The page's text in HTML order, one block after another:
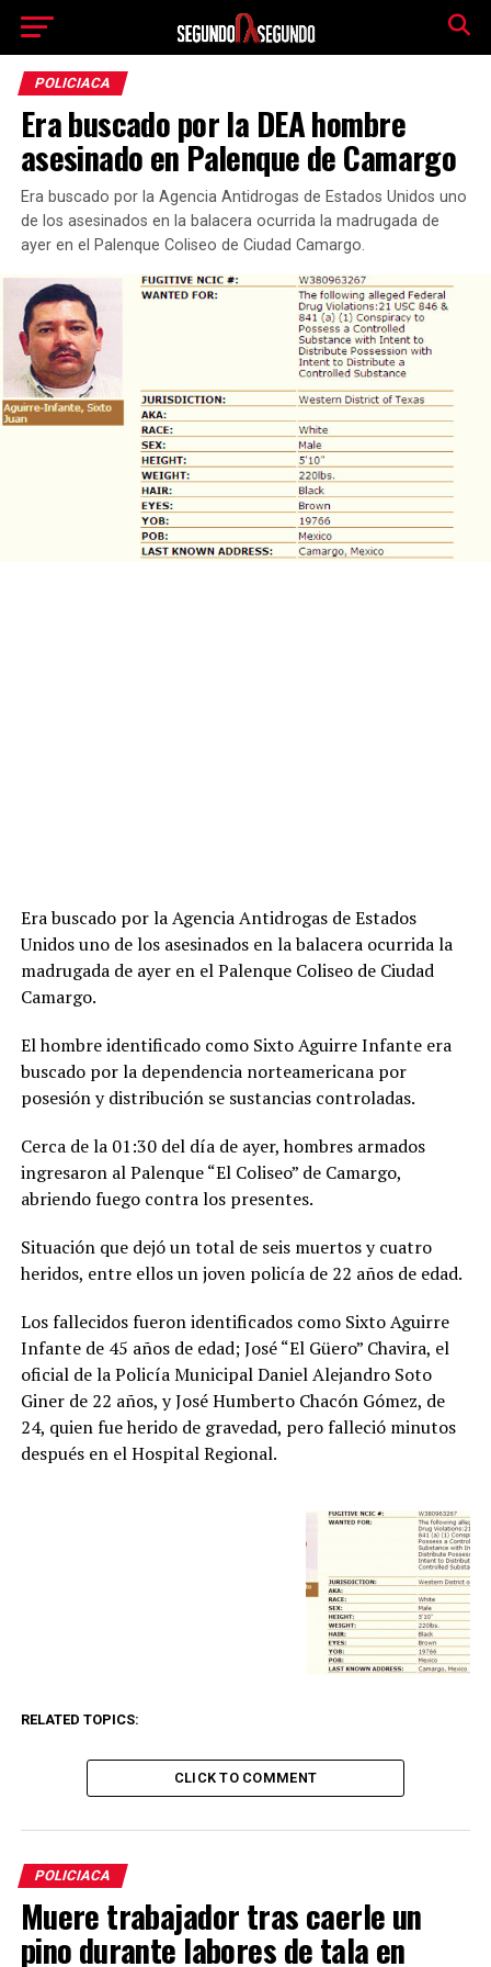
POLICIACA
Era buscado por la DEA hombre
asesinado en Palenque de Camargo
Era buscado por la Agencia Antidrogas de Estados Unidos uno
de los asesinados en la balacera ocurrida la madrugada de
ayer en el Palenque Coliseo de Ciudad Camargo.
Era buscado por la Agencia Antidrogas de Estados
Unidos uno de los asesinados en la balacera ocurrida la
madrugada de ayer en el Palenque Coliseo de Ciudad
Camargo.
El hombre identificado como Sixto Aguirre Infante era
buscado por la dependencia norteamericana por
posesión y distribución se sustancias controladas.
Cerca de la 01:30 del día de ayer, hombres armados
ingresaron al Palenque “El Coliseo” de Camargo,
abriendo fuego contra los presentes.
Situación que dejó un total de seis muertos y cuatro
heridos, entre ellos un joven policía de 22 años de edad.
Los fallecidos fueron identificados como Sixto Aguirre
Infante de 45 años de edad; José “El Güero” Chavira, el
oficial de la Policía Municipal Daniel Alejandro Soto
Giner de 22 años, y José Humberto Chacón Gómez, de
24, quien fue herido de gravedad, pero falleció minutos
después en el Hospital Regional.
RELATED TOPICS:
CLICK TO COMMENT
POLICIACA
Muere trabajador tras caerle un
pino durante labores de tala en